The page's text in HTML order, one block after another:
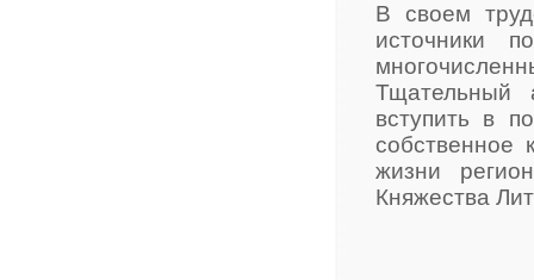
В своем
источники
Тщательный
вступить в
собственное
жизни
Княжества